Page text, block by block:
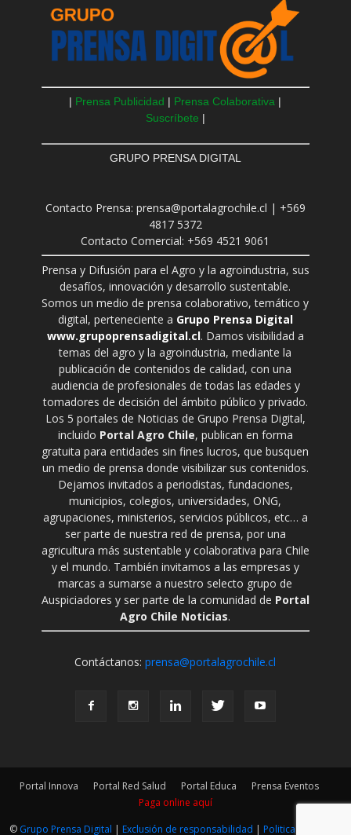
| Prensa Publicidad | Prensa Colaborativa |
Suscríbete |
GRUPO PRENSA DIGITAL
Contacto Prensa: prensa@portalagrochile.cl | +569
4817 5372
Contacto Comercial: +569 4521 9061
Prensa y Difusión para el Agro y la agroindustria, sus
desafíos, innovación y desarrollo sustentable.
Somos un medio de prensa colaborativo, temático y
digital, perteneciente a Grupo Prensa Digital
www.grupoprensadigital.cl. Damos visibilidad a
temas del agro y la agroindustria, mediante la
publicación de contenidos de calidad, con una
audiencia de profesionales de todas las edades y
tomadores de decisión del ámbito público y privado.
Los 5 portales de Noticias de Grupo Prensa Digital,
incluido Portal Agro Chile, publican en forma
gratuita para entidades sin fines lucros, que busquen
un medio de prensa donde visibilizar sus contenidos.
Dejamos invitados a periodistas, fundaciones,
municipios, colegios, universidades, ONG,
agrupaciones, ministerios, servicios públicos, etc… a
ser parte de nuestra red de prensa, por una
agricultura más sustentable y colaborativa para Chile
y el mundo. También invitamos a las empresas y
marcas a sumarse a nuestro selecto grupo de
Auspiciadores y ser parte de la comunidad de Portal
Agro Chile Noticias.
Contáctanos:prensa@portalagrochile.cl
Portal Innova Portal Red Salud Portal Educa
Prensa Eventos
Paga online aquí
© Grupo Prensa Digital | Exclusión de responsabilidad | Politica Editorial